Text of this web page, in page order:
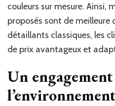
couleurs sur mesure. Ainsi,
proposés sont de meilleure
détaillants classiques, les
de prix avantageux et
Un
l’environnement